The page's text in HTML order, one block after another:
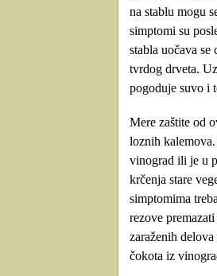
na stablu mogu
simptomi su
stabla uočava
tvrdog drveta.
pogoduje suvo i
Mere zaštite od
loznih
vinograd ili je u
krčenja stare
simptomima
rezove
zaraženih
čokota iz